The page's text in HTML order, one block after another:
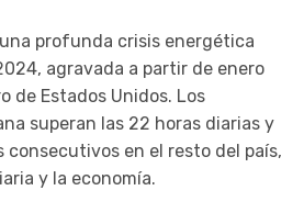
profunda crisis energética
agravada a partir de enero
de Estados Unidos. Los
superan las 22 horas diarias y
consecutivos en el resto del país,
y la economía.